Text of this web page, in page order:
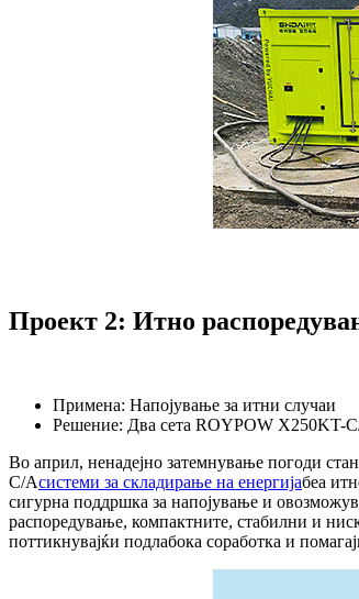
Проект 2: Итно
Примена: Напојување за итни случаи
Решение: Два сета ROYPOW X250KT-
Во април, ненадејно затемнување погоди
C/Aсистеми за складирање на енергијабеа
сигурна поддршка за напојување и
распоредување, компактните, стабилни и
поттикнувајќи подлабока соработка и